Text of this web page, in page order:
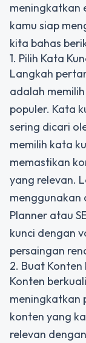
meningkatkan
kamu siap
kita bahas
1. Pilih Kata
Langkah
adalah
populer. Kata
sering dicari
memilih kata
memastikan
yang relevan.
menggunakan
Planner atau
kunci dengan
persaingan
2. Buat
Konten
meningkatkan
konten yang
relevan